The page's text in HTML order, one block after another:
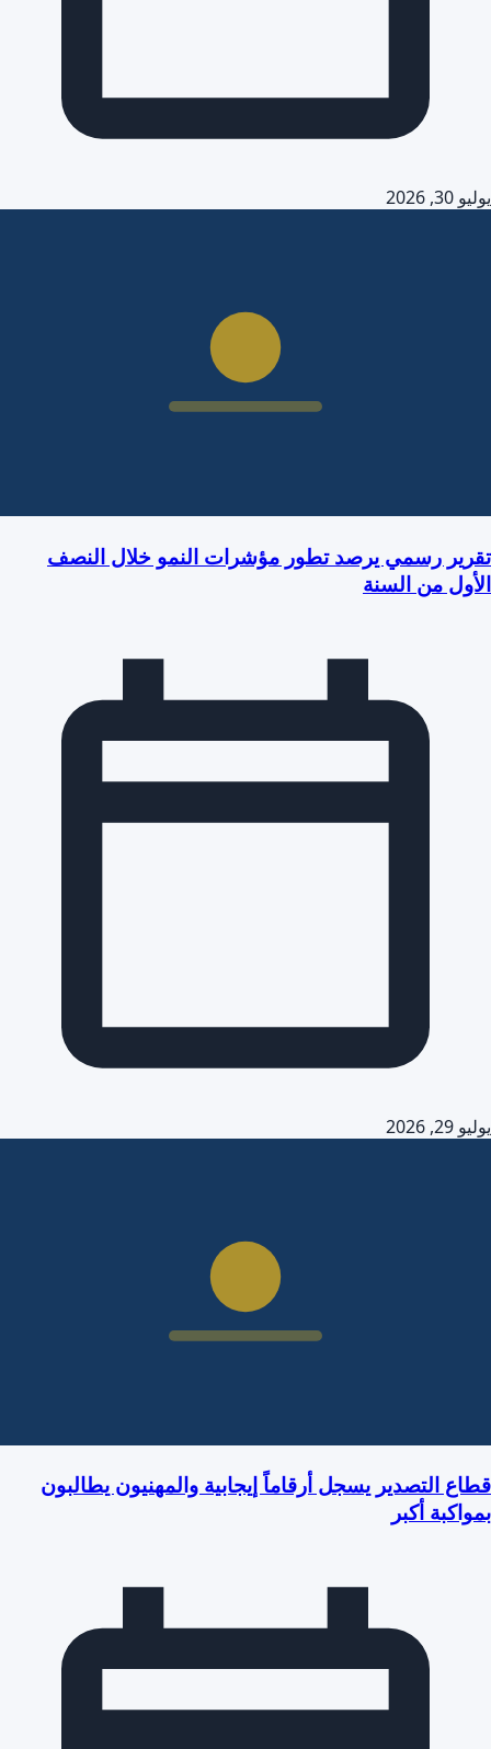
يوليو 30, 2026
تقرير رسمي يرصد تطور مؤشرات النمو خلال النصف
الأول من السنة
يوليو 29, 2026
قطاع التصدير يسجل أرقاماً إيجابية والمهنيون يطالبون
بمواكبة أكبر